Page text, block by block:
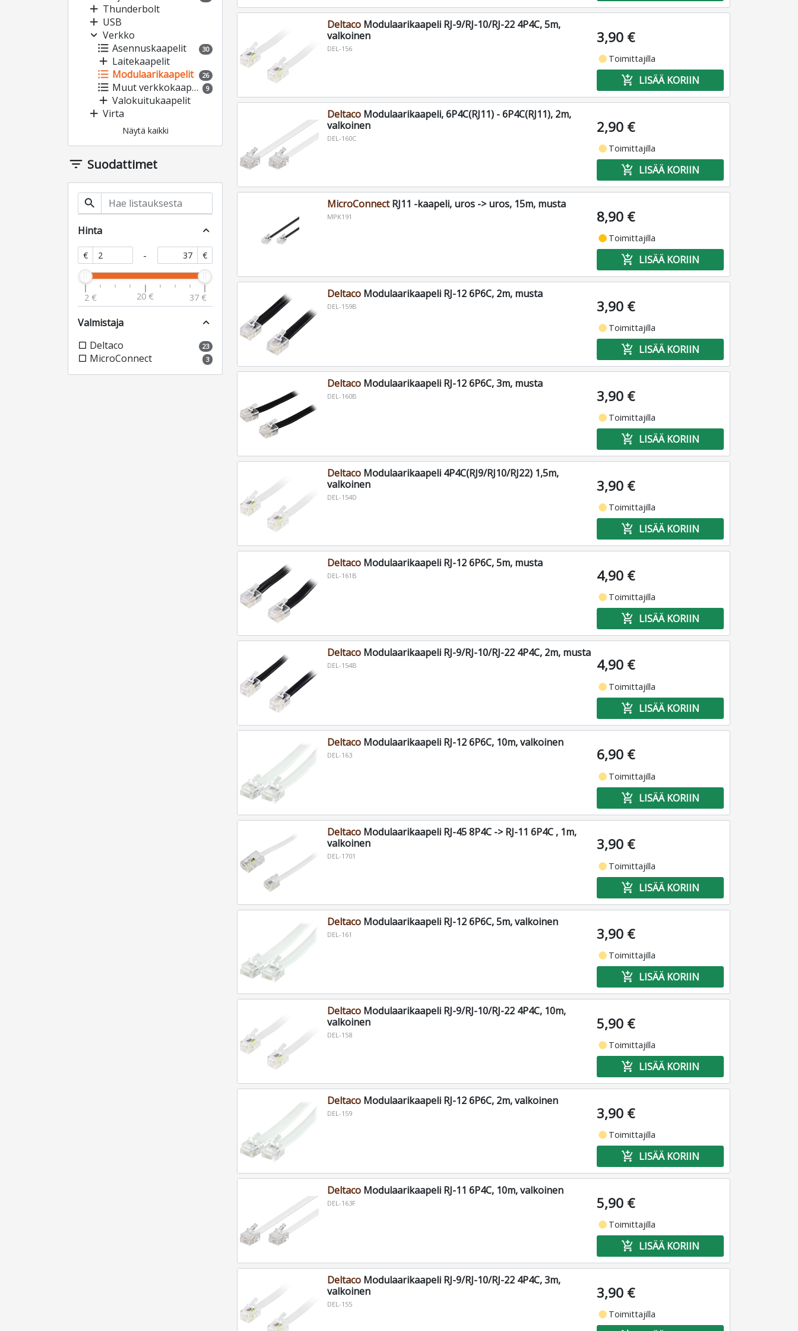
add Thunderbolt
add USB
expand_more Verkko
format_list_bulleted Asennuskaapelit 30
add Laitekaapelit
format_list_bulleted Modulaarikaapelit 26
format_list_bulleted Muut verkkokaapelit 9
add Valokuitukaapelit
add Virta
Näytä kaikki
filter_list Suodattimet
search
Hinta expand_less
€ - €
2 € 20 € 37 €
Valmistaja expand_less
check_box_outline_blank Deltaco 23
check_box_outline_blank MicroConnect 3
DeltacoModulaarikaapeli RJ-9/RJ-10/RJ-22 4P4C, 5m,
valkoinen
DEL-156
3,90 €
fiber_manual_record Toimittajilla
add_shopping_cart LISÄÄ KORIIN
DeltacoModulaarikaapeli, 6P4C(RJ11) - 6P4C(RJ11), 2m,
valkoinen
DEL-160C
2,90 €
fiber_manual_record Toimittajilla
add_shopping_cart LISÄÄ KORIIN
MicroConnectRJ11 -kaapeli, uros -> uros, 15m, musta
MPK191 8,90 €
fiber_manual_record Toimittajilla
add_shopping_cart LISÄÄ KORIIN
DeltacoModulaarikaapeli RJ-12 6P6C, 2m, musta
DEL-159B 3,90 €
fiber_manual_record Toimittajilla
add_shopping_cart LISÄÄ KORIIN
DeltacoModulaarikaapeli RJ-12 6P6C, 3m, musta
DEL-160B 3,90 €
fiber_manual_record Toimittajilla
add_shopping_cart LISÄÄ KORIIN
DeltacoModulaarikaapeli 4P4C(RJ9/RJ10/RJ22) 1,5m,
valkoinen
DEL-154D
3,90 €
fiber_manual_record Toimittajilla
add_shopping_cart LISÄÄ KORIIN
DeltacoModulaarikaapeli RJ-12 6P6C, 5m, musta
DEL-161B 4,90 €
fiber_manual_record Toimittajilla
add_shopping_cart LISÄÄ KORIIN
DeltacoModulaarikaapeli RJ-9/RJ-10/RJ-22 4P4C, 2m, musta
DEL-154B 4,90 €
fiber_manual_record Toimittajilla
add_shopping_cart LISÄÄ KORIIN
DeltacoModulaarikaapeli RJ-12 6P6C, 10m, valkoinen
DEL-163 6,90 €
fiber_manual_record Toimittajilla
add_shopping_cart LISÄÄ KORIIN
DeltacoModulaarikaapeli RJ-45 8P4C -> RJ-11 6P4C , 1m,
valkoinen
DEL-1701
3,90 €
fiber_manual_record Toimittajilla
add_shopping_cart LISÄÄ KORIIN
DeltacoModulaarikaapeli RJ-12 6P6C, 5m, valkoinen
DEL-161 3,90 €
fiber_manual_record Toimittajilla
add_shopping_cart LISÄÄ KORIIN
DeltacoModulaarikaapeli RJ-9/RJ-10/RJ-22 4P4C, 10m,
valkoinen
DEL-158
5,90 €
fiber_manual_record Toimittajilla
add_shopping_cart LISÄÄ KORIIN
DeltacoModulaarikaapeli RJ-12 6P6C, 2m, valkoinen
DEL-159 3,90 €
fiber_manual_record Toimittajilla
add_shopping_cart LISÄÄ KORIIN
DeltacoModulaarikaapeli RJ-11 6P4C, 10m, valkoinen
DEL-163F 5,90 €
fiber_manual_record Toimittajilla
add_shopping_cart LISÄÄ KORIIN
DeltacoModulaarikaapeli RJ-9/RJ-10/RJ-22 4P4C, 3m,
valkoinen
DEL-155
3,90 €
fiber_manual_record Toimittajilla